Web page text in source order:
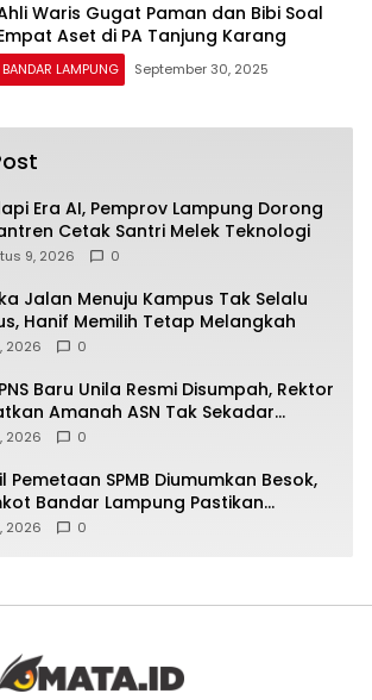
Waris Gugat Paman dan Bibi Soal
Aset di PA Tanjung Karang
BANDAR LAMPUNG September 30, 2025
Era AI, Pemprov Lampung Dorong
Cetak Santri Melek Teknologi
9, 2026 0
Jalan Menuju Kampus Tak Selalu
Hanif Memilih Tetap Melangkah
2026 0
Baru Unila Resmi Disumpah, Rektor
Amanah ASN Tak Sekadar
2026 0
Pemetaan SPMB Diumumkan Besok,
Bandar Lampung Pastikan
Negeri Gratis
2026 0